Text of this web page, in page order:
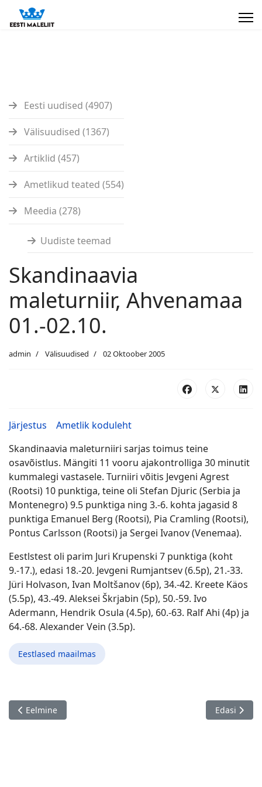
Eesti uudised (4907)
Välisuudised (1367)
Artiklid (457)
Ametlikud teated (554)
Meedia (278)
Uudiste teemad
Skandinaavia
maleturniir, Ahvenamaa
01.-02.10.
admin Välisuudised 02 Oktoober 2005
Järjestus
Ametlik koduleht
Skandinaavia maleturniiri sarjas toimus teine
osavõistlus. Mängiti 11 vooru ajakontrolliga 30 minutit
kummalegi vastasele. Turniiri võitis Jevgeni Agrest
(Rootsi) 10 punktiga, teine oli Stefan Djuric (Serbia ja
Montenegro) 9.5 punktiga ning 3.-6. kohta jagasid 8
punktiga Emanuel Berg (Rootsi), Pia Cramling (Rootsi),
Pontus Carlsson (Rootsi) ja Sergei Ivanov (Venemaa).
Eestlstest oli parim Juri Krupenski 7 punktiga (koht
9.-17.), edasi 18.-20. Jevgeni Rumjantsev (6.5p), 21.-33.
Jüri Holvason, Ivan Moltšanov (6p), 34.-42. Kreete Käos
(5.5p), 43.-49. Aleksei Škrjabin (5p), 50.-59. Ivo
Adermann, Hendrik Osula (4.5p), 60.-63. Ralf Ahi (4p) ja
64.-68. Alexander Vein (3.5p).
Eestlased maailmas
Eelmine artikkel: Karabakhi maleturniir, Armeenia 01.-11.10.
Eelmine Järgmine
Edasi